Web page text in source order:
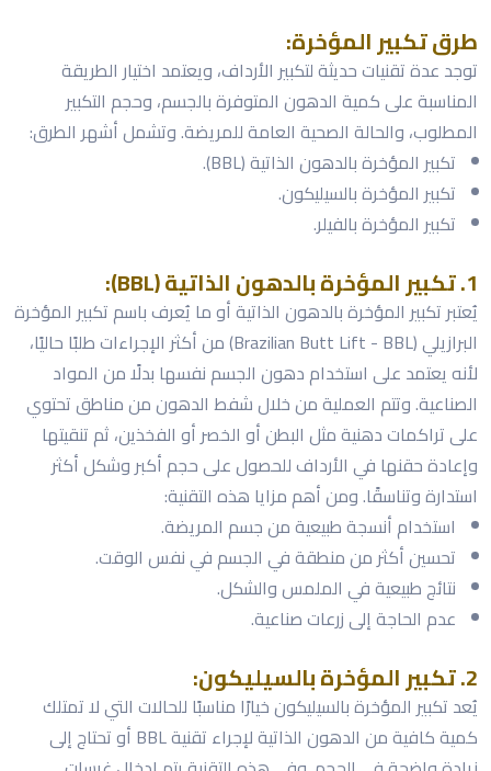
طرق تكبير المؤخرة:
توجد عدة تقنيات حديثة لتكبير الأرداف، ويعتمد اختيار الطريقة
المناسبة على كمية الدهون المتوفرة بالجسم، وحجم التكبير
المطلوب، والحالة الصحية العامة للمريضة. وتشمل أشهر الطرق:
تكبير المؤخرة بالدهون الذاتية (BBL).
تكبير المؤخرة بالسيليكون.
تكبير المؤخرة بالفيلر.
1. تكبير المؤخرة بالدهون الذاتية (BBL):
يُعتبر تكبير المؤخرة بالدهون الذاتية أو ما يُعرف باسم تكبير المؤخرة
البرازيلي (Brazilian Butt Lift - BBL) من أكثر الإجراءات طلبًا حاليًا،
لأنه يعتمد على استخدام دهون الجسم نفسها بدلًا من المواد
الصناعية. وتتم العملية من خلال شفط الدهون من مناطق تحتوي
على تراكمات دهنية مثل البطن أو الخصر أو الفخذين، ثم تنقيتها
وإعادة حقنها في الأرداف للحصول على حجم أكبر وشكل أكثر
استدارة وتناسقًا. ومن أهم مزايا هذه التقنية:
استخدام أنسجة طبيعية من جسم المريضة.
تحسين أكثر من منطقة في الجسم في نفس الوقت.
نتائج طبيعية في الملمس والشكل.
عدم الحاجة إلى زرعات صناعية.
2. تكبير المؤخرة بالسيليكون:
يُعد تكبير المؤخرة بالسيليكون خيارًا مناسبًا للحالات التي لا تمتلك
كمية كافية من الدهون الذاتية لإجراء تقنية BBL أو تحتاج إلى